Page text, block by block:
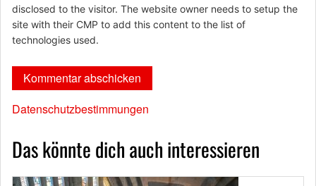
disclosed to the visitor. The website owner needs to setup the
site with their CMP to add this content to the list of
technologies used.
Datenschutzbestimmungen
Das könnte dich auch interessieren